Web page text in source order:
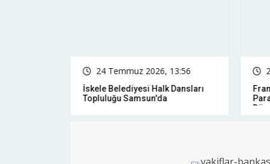
24 Temmuz 2026, 13:56
İskele Belediyesi Halk Dansları
Topluluğu Samsun'da